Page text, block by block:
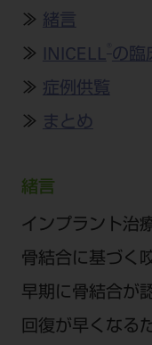
≫ 緒言
≫
INICELL の臨
≫ 症例供覧
≫ まとめ
緒言
インプラント治
骨結合に基づく
早期に骨結合が
回復が早くなる
モリタ友の会無
特集
ビバリーくんの
モリタカレンダ
宮城
東京
広島
福岡
Dental Plaza
MDSCについて
Digital Seminar
メール
メールでの
電 話 /0800-
FAX /0800-